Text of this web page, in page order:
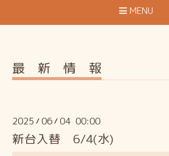
MENU
最 新 情 報
2025 /06/04 00:00
新台入替 6/4(水)